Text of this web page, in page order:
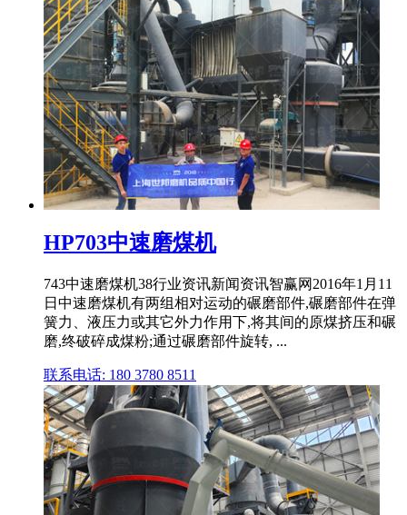
HP703中速磨煤机
743中速磨煤机38行业资讯新闻资讯智赢网2016年1月11
日中速磨煤机有两组相对运动的碾磨部件,碾磨部件在弹
簧力、液压力或其它外力作用下,将其间的原煤挤压和碾
磨,终破碎成煤粉;通过碾磨部件旋转, ...
联系电话: 180 3780 8511